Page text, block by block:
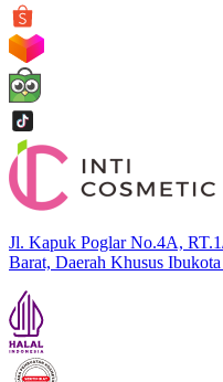
Jl. Kapuk Poglar No.4A,
Barat, Daerah Khusus